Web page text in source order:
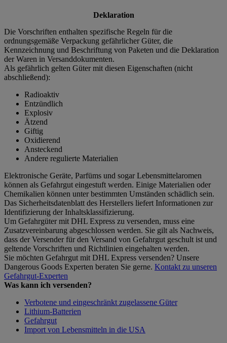
Deklaration
Die Vorschriften enthalten spezifische Regeln für die
ordnungsgemäße Verpackung gefährlicher Güter, die
Kennzeichnung und Beschriftung von Paketen und die Deklaration
der Waren in Versanddokumenten.
Als gefährlich gelten Güter mit diesen Eigenschaften (nicht
abschließend):
Radioaktiv
Entzündlich
Explosiv
Ätzend
Giftig
Oxidierend
Ansteckend
Andere regulierte Materialien
Elektronische Geräte, Parfüms und sogar Lebensmittelaromen
können als Gefahrgut eingestuft werden. Einige Materialien oder
Chemikalien können unter bestimmten Umständen schädlich sein.
Das Sicherheitsdatenblatt des Herstellers liefert Informationen zur
Identifizierung der Inhaltsklassifizierung.
Um Gefahrgüter mit DHL Express zu versenden, muss eine
Zusatzvereinbarung abgeschlossen werden. Sie gilt als Nachweis,
dass der Versender für den Versand von Gefahrgut geschult ist und
geltende Vorschriften und Richtlinien eingehalten werden.
Sie möchten Gefahrgut mit DHL Express versenden? Unsere
Dangerous Goods Experten beraten Sie gerne. Kontakt zu unseren
Gefahrgut-Experten
Was kann ich versenden?
Verbotene und eingeschränkt zugelassene Güter
Lithium-Batterien
Gefahrgut
Import von Lebensmitteln in die USA